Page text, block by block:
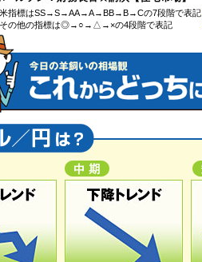
米指標はSS→S→AA→A→BB→B→Cの7段階で表記
その他の指標は◎→○→△→×の4段階で表記